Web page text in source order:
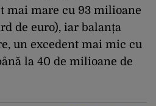
mai mare cu 93 milioane
de euro), iar balanța
un excedent mai mic cu
la 40 de milioane de